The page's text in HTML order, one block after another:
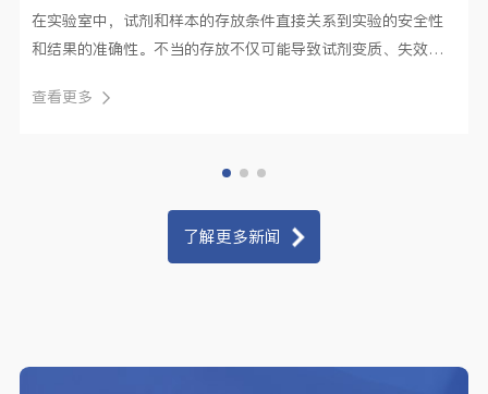
在实验室中，试剂和样本的存放条件直接关系到实验的安全性
和结果的准确性。不当的存放不仅可能导致试剂变质、失效，
查看更多
了解更多新闻